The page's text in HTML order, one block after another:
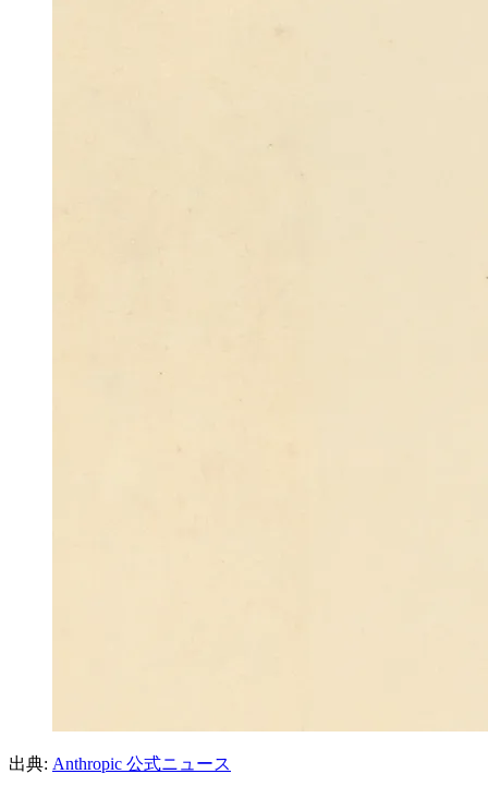
出典: Anthropic 公式ニュース